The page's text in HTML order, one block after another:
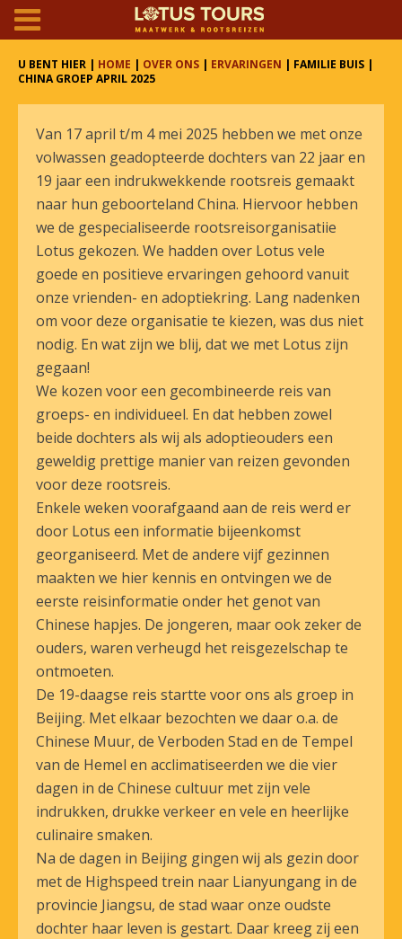
U BENT HIER | HOME | OVER ONS | ERVARINGEN | FAMILIE BUIS |
CHINA GROEP APRIL 2025
Van 17 april t/m 4 mei 2025 hebben we met onze
volwassen geadopteerde dochters van 22 jaar en
19 jaar een indrukwekkende rootsreis gemaakt
naar hun geboorteland China. Hiervoor hebben
we de gespecialiseerde rootsreisorganisatiie
Lotus gekozen. We hadden over Lotus vele
goede en positieve ervaringen gehoord vanuit
onze vrienden- en adoptiekring. Lang nadenken
om voor deze organisatie te kiezen, was dus niet
nodig. En wat zijn we blij, dat we met Lotus zijn
gegaan!
We kozen voor een gecombineerde reis van
groeps- en individueel. En dat hebben zowel
beide dochters als wij als adoptieouders een
geweldig prettige manier van reizen gevonden
voor deze rootsreis.
Enkele weken voorafgaand aan de reis werd er
door Lotus een informatie bijeenkomst
georganiseerd. Met de andere vijf gezinnen
maakten we hier kennis en ontvingen we de
eerste reisinformatie onder het genot van
Chinese hapjes. De jongeren, maar ook zeker de
ouders, waren verheugd het reisgezelschap te
ontmoeten.
De 19-daagse reis startte voor ons als groep in
Beijing. Met elkaar bezochten we daar o.a. de
Chinese Muur, de Verboden Stad en de Tempel
van de Hemel en acclimatiseerden we die vier
dagen in de Chinese cultuur met zijn vele
indrukken, drukke verkeer en vele en heerlijke
culinaire smaken.
Na de dagen in Beijing gingen wij als gezin door
met de Highspeed trein naar Lianyungang in de
provincie Jiangsu, de stad waar onze oudste
dochter haar leven is gestart. Daar kreeg zij een